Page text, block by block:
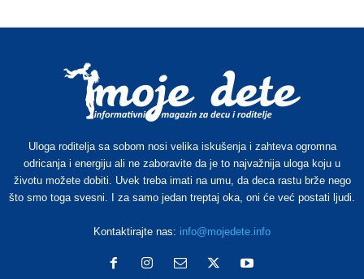
Uloga roditelja sa sobom nosi velika iskušenja i zahteva ogromna
odricanja i energiju ali ne zaboravite da je to najvažnija uloga koju u
životu možete dobiti. Uvek treba imati na umu, da deca rastu brže nego
što smo toga svesni. I za samo jedan treptaj oka, oni će već postati ljudi.
Kontaktirajte nas: info@mojedete.info